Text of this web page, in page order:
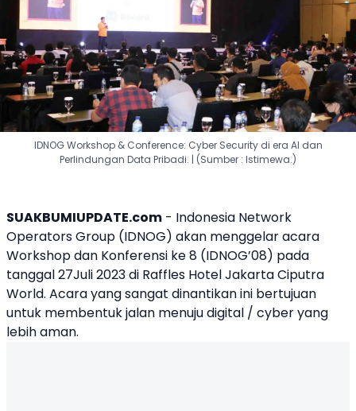
IDNOG Workshop & Conference: Cyber Security di era AI dan
Perlindungan Data Pribadi. | (Sumber : Istimewa.)
SUAKBUMIUPDATE.com - Indonesia Network
Operators Group (IDNOG) akan menggelar acara
Workshop dan Konferensi ke 8 (IDNOG’08) pada
tanggal 27Juli 2023 di Raffles Hotel Jakarta Ciputra
World. Acara yang sangat dinantikan ini bertujuan
untuk membentuk jalan menuju digital / cyber yang
lebih aman.